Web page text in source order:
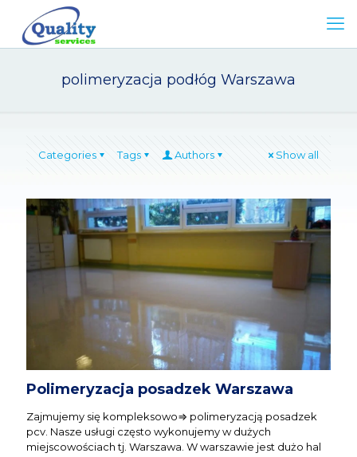
polimeryzacja podłóg Warszawa
Categories Tags Authors Show all
Polimeryzacja posadzek Warszawa
Zajmujemy się kompleksowo⇒ polimeryzacją posadzek
pcv. Nasze usługi często wykonujemy w dużych
miejscowościach tj. Warszawa. W warszawie jest dużo hal